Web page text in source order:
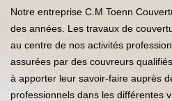
Notre entreprise C.M Toenn
des années. Les travaux de
au centre de nos activités
assurées par des couvreurs
à apporter leur savoir-faire auprès
professionnels dans les différentes